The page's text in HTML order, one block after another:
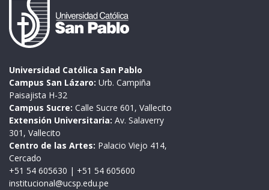
Universidad Católica San Pablo
Campus San Lázaro: Urb. Campiña
Paisajista H-32
Campus Sucre: Calle Sucre 601, Vallecito
Extensión Universitaria: Av. Salaverry
301, Vallecito
Centro de las Artes: Palacio Viejo 414,
Cercado
+51 54 605630 | +51 54 605600
institucional@ucsp.edu.pe